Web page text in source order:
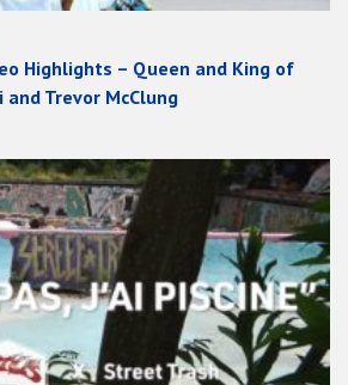
Highlights – Queen and King of
Trevor McClung